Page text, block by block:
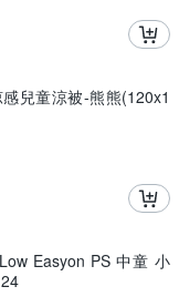
兒童涼被-熊熊(120x1
Easyon PS 中童 小